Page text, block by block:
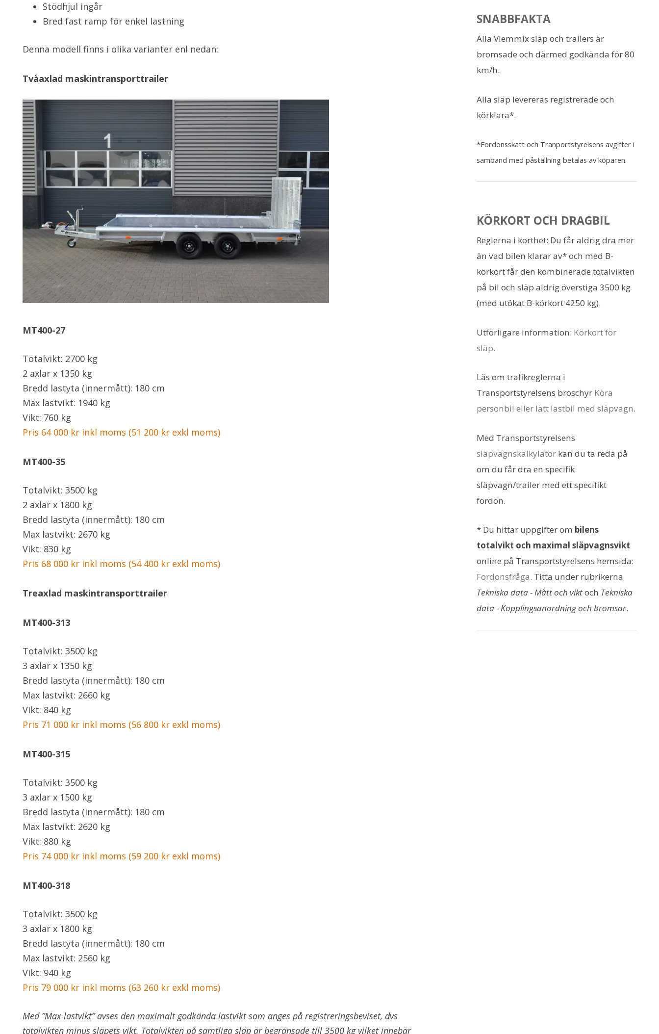
Stödhjul ingår
Bred fast ramp för enkel lastning
Denna modell finns i olika varianter enl nedan:
Tvåaxlad maskintransporttrailer
MT400-27
Totalvikt: 2700 kg
2 axlar x 1350 kg
Bredd lastyta (innermått): 180 cm
Max lastvikt: 1940 kg
Vikt: 760 kg
Pris 64 000 kr inkl moms (51 200 kr exkl moms)
MT400-35
Totalvikt: 3500 kg
2 axlar x 1800 kg
Bredd lastyta (innermått): 180 cm
Max lastvikt: 2670 kg
Vikt: 830 kg
Pris 68 000 kr inkl moms (54 400 kr exkl moms)
Treaxlad maskintransporttrailer
MT400-313
Totalvikt: 3500 kg
3 axlar x 1350 kg
Bredd lastyta (innermått): 180 cm
Max lastvikt: 2660 kg
Vikt: 840 kg
Pris 71 000 kr inkl moms (56 800 kr exkl moms)
MT400-315
Totalvikt: 3500 kg
3 axlar x 1500 kg
Bredd lastyta (innermått): 180 cm
Max lastvikt: 2620 kg
Vikt: 880 kg
Pris 74 000 kr inkl moms (59 200 kr exkl moms)
MT400-318
Totalvikt: 3500 kg
3 axlar x 1800 kg
Bredd lastyta (innermått): 180 cm
Max lastvikt: 2560 kg
Vikt: 940 kg
Pris 79 000 kr inkl moms (63 260 kr exkl moms)
Med ”Max lastvikt” avses den maximalt godkända lastvikt som anges på registreringsbeviset, dvs
totalvikten minus släpets vikt. Totalvikten på samtliga släp är begränsade till 3500 kg vilket innebär
SNABBFAKTA
Alla Vlemmix släp och trailers är
bromsade och därmed godkända för 80
km/h.
Alla släp levereras registrerade och
körklara*.
*Fordonsskatt och Tranportstyrelsens avgifter i
samband med påställning betalas av köparen.
KÖRKORT OCH DRAGBIL
Reglerna i korthet: Du får aldrig dra mer
än vad bilen klarar av* och med B-
körkort får den kombinerade totalvikten
på bil och släp aldrig överstiga 3500 kg
(med utökat B-körkort 4250 kg).
Utförligare information: Körkort för
släp.
Läs om trafikreglerna i
Transportstyrelsens broschyr Köra
personbil eller lätt lastbil med släpvagn.
Med Transportstyrelsens
släpvagnskalkylator kan du ta reda på
om du får dra en specifik
släpvagn/trailer med ett specifikt
fordon.
* Du hittar uppgifter om bilens
totalvikt och maximal släpvagnsvikt
online på Transportstyrelsens hemsida:
Fordonsfråga. Titta under rubrikerna
Tekniska data - Mått och viktoch Tekniska
data - Kopplingsanordning och bromsar.